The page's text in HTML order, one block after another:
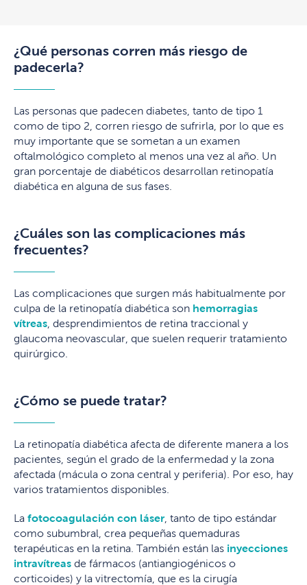
¿Qué personas corren más riesgo de
padecerla?
Las personas que padecen diabetes, tanto de tipo 1
como de tipo 2, corren riesgo de sufrirla, por lo que es
muy importante que se sometan a un examen
oftalmológico completo al menos una vez al año. Un
gran porcentaje de diabéticos desarrollan retinopatía
diabética en alguna de sus fases.
¿Cuáles son las complicaciones más
frecuentes?
Las complicaciones que surgen más habitualmente por
culpa de la retinopatía diabética son hemorragias
vítreas , desprendimientos de retina traccional y
glaucoma neovascular, que suelen requerir tratamiento
quirúrgico.
¿Cómo se puede tratar?
La retinopatía diabética afecta de diferente manera a los
pacientes, según el grado de la enfermedad y la zona
afectada (mácula o zona central y periferia). Por eso, hay
varios tratamientos disponibles.
La fotocoagulación con láser , tanto de tipo estándar
como subumbral, crea pequeñas quemaduras
terapéuticas en la retina. También están las inyecciones
intravítreas de fármacos (antiangiogénicos o
corticoides) y la vitrectomía, que es la cirugía